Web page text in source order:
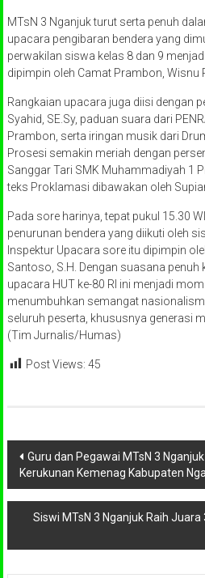
MTsN 3 Nganjuk turut serta penuh
upacara pengibaran bendera yang
perwakilan siswa kelas 8 dan 9
dipimpin oleh Camat Prambon, Wisnu
Rangkaian upacara juga diisi dengan
Syahid, SE.Sy, paduan suara dari
Prambon, serta iringan musik dari
Prosesi semakin meriah dengan
Sanggar Tari SMK Muhammadiyah 1
teks Proklamasi dibawakan oleh
Pada sore harinya, tepat pukul 15.30
penurunan bendera yang diikuti oleh
Inspektur Upacara sore itu dipimpin
Santoso, S.H. Dengan suasana penuh
upacara HUT ke-80 RI ini menjadi
menumbuhkan semangat
seluruh peserta, khususnya generasi
(Tim Jurnalis/Humas)
Post Views: 45
Navigasi
pos
Guru dan Pegawai MTsN 3
Kerukunan Kemenag Kabupaten
Siswi MTsN 3 Nganjuk Raih